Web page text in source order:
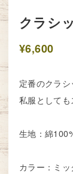
クラシ
¥6,600
定番のクラ
私服として
生地：綿
カラー：ミ